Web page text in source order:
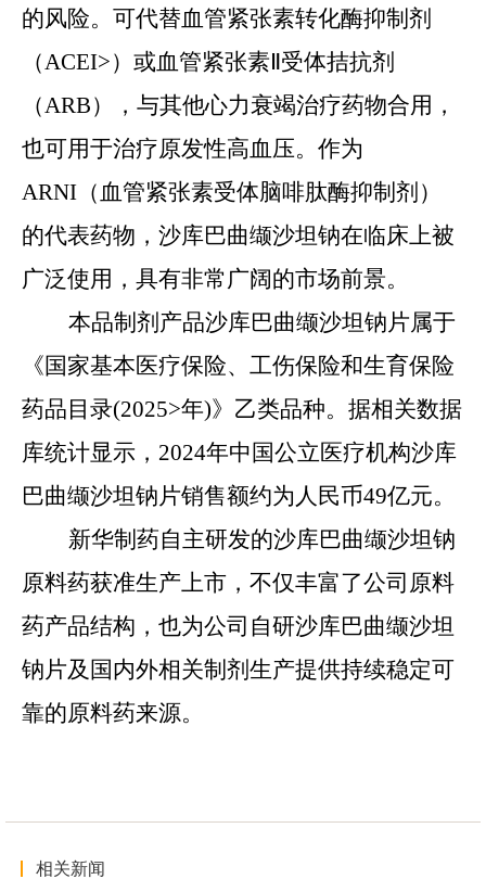
的风险。可代替血管紧张素转化酶抑制剂
（ACEI>）或血管紧张素Ⅱ受体拮抗剂
（ARB），与其他心力衰竭治疗药物合用，
也可用于治疗原发性高血压。作为
ARNI（血管紧张素受体脑啡肽酶抑制剂）
的代表药物，沙库巴曲缬沙坦钠在临床上被
广泛使用，具有非常广阔的市场前景。
本品制剂产品沙库巴曲缬沙坦钠片属于
《国家基本医疗保险、工伤保险和生育保险
药品目录(2025>年)》乙类品种。据相关数据
库统计显示，2024年中国公立医疗机构沙库
巴曲缬沙坦钠片销售额约为人民币49亿元。
新华制药自主研发的沙库巴曲缬沙坦钠
原料药获准生产上市，不仅丰富了公司原料
药产品结构，也为公司自研沙库巴曲缬沙坦
钠片及国内外相关制剂生产提供持续稳定可
靠的原料药来源。
相关新闻